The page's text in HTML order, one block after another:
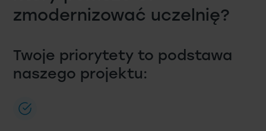
zmodernizować uczelnię?
Twoje priorytety to podstawa
naszego projektu: